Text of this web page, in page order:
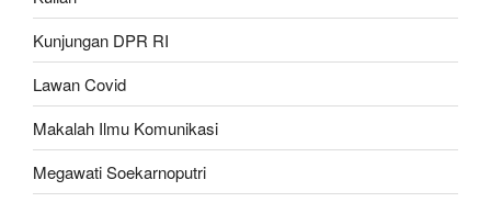
Kunjungan DPR RI
Lawan Covid
Makalah Ilmu Komunikasi
Megawati Soekarnoputri